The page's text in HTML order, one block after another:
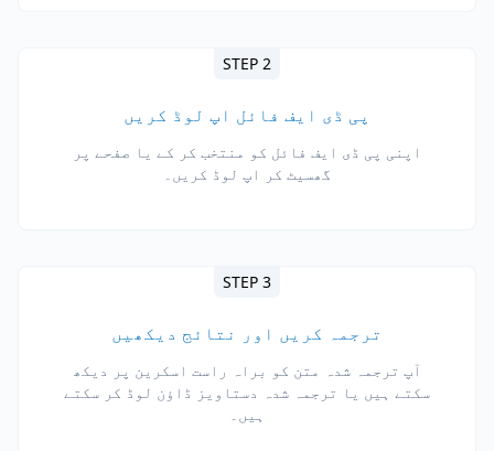
STEP 2
پی ڈی ایف فائل اپ لوڈ کریں
اپنی پی ڈی ایف فائل کو منتخب کر کے یا صفحے پر
گھسیٹ کر اپ لوڈ کریں۔
STEP 3
ترجمہ کریں اور نتائج دیکھیں
آپ ترجمہ شدہ متن کو براہ راست اسکرین پر دیکھ
سکتے ہیں یا ترجمہ شدہ دستاویز ڈاؤن لوڈ کر سکتے
ہیں۔